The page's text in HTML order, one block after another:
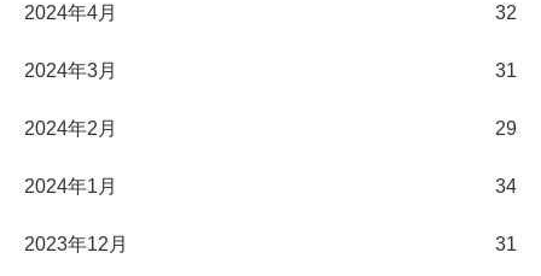
2024年4月 32
2024年3月 31
2024年2月 29
2024年1月 34
2023年12月 31